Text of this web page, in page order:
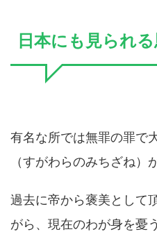
日本にも見られ
有名な所では無罪の罪で
（すがわらのみちざね）が
過去に帝から褒美として
がら、現在のわが身を憂